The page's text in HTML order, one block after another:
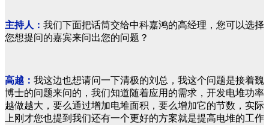
主持人： 我们下面把话筒交给中科嘉鸿的高经理，您可以选择
您想提问的嘉宾来问出您的问题？
高越： 我这边也想请问一下清极的刘总，我这个问题是接着魏
博士的问题来问的，我们知道随着应用的需求，开发电堆功率
越做越大，要么通过增加电堆面积，要么增加它的节数，实际
上刚才您也提到我们还有一个更好的方案就是提高电堆的工作